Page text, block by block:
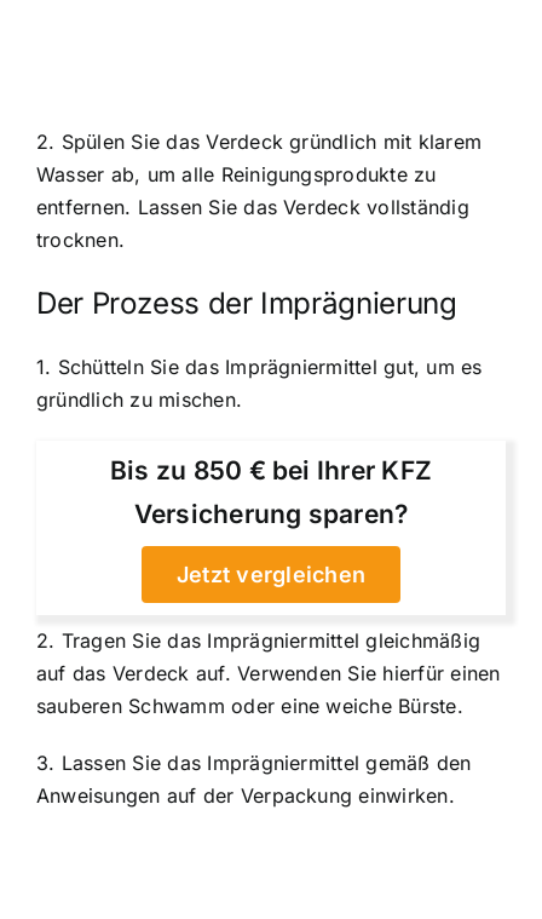
2. Spülen Sie das Verdeck gründlich mit klarem
Wasser ab, um alle Reinigungsprodukte zu
entfernen. Lassen Sie das Verdeck vollständig
trocknen.
Der Prozess der Imprägnierung
1. Schütteln Sie das Imprägniermittel gut, um es
gründlich zu mischen.
Bis zu 850 € bei Ihrer KFZ
Versicherung sparen?
Jetzt vergleichen
2. Tragen Sie das Imprägniermittel gleichmäßig
auf das Verdeck auf. Verwenden Sie hierfür einen
sauberen Schwamm oder eine weiche Bürste.
3. Lassen Sie das Imprägniermittel gemäß den
Anweisungen auf der Verpackung einwirken.